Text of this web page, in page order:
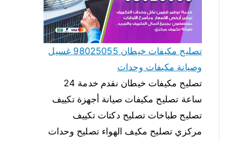
تصليح مكيفات خيطان 98025055 غسيل
وصيانة مكيفات وحدات
تصليح مكيفات خيطان نقدم خدمة 24
ساعة تصليح مكيفات صيانة أجهزة تكييف
تصليح طباخات تصليح دكتات تكييف
مركزي تصليح مكيف الهواء تصليح وحدات